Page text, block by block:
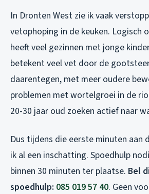
In Dronten West zie ik vaak
vetophoping in de keuken. Logisch
heeft veel gezinnen met jonge
betekent veel vet door de
daarentegen, met meer oudere
problemen met wortelgroei in de
20-30 jaar oud zoeken actief naar
Dus tijdens die eerste minuten aan
ik al een inschatting. Spoedhulp
binnen 30 minuten ter plaatse. Bel
spoedhulp: 085 019 57 40. Geen